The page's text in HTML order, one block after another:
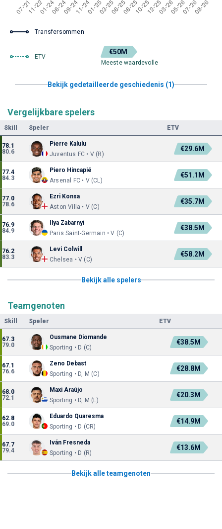
Transfersommen
ETV
€50M
Meeste waardevolle
Bekijk gedetailleerde geschiedenis (1)
Vergelijkbare spelers
Skill Speler ETV
78.1
80.6
Pierre Kalulu
Juventus FC • V (R)
€29.6M
77.4
84.3
Piero Hincapié
Arsenal FC • V (CL)
€51.1M
77.0
78.6
Ezri Konsa
Aston Villa • V (C)
€35.7M
76.9
84.9
Ilya Zabarnyi
Paris Saint-Germain • V (C)
€38.5M
76.2
83.3
Levi Colwill
Chelsea • V (C)
€58.2M
Bekijk alle spelers
Teamgenoten
Skill Speler ETV
67.3
79.0
Ousmane Diomande
Sporting • D (C)
€38.5M
67.1
76.6
Zeno Debast
Sporting • D, M (C)
€28.8M
68.0
72.1
Maxi Araújo
Sporting • D, M (L)
€20.3M
62.8
69.0
Eduardo Quaresma
Sporting • D (CR)
€14.9M
67.7
79.4
Iván Fresneda
Sporting • D (R)
€13.6M
Bekijk alle teamgenoten